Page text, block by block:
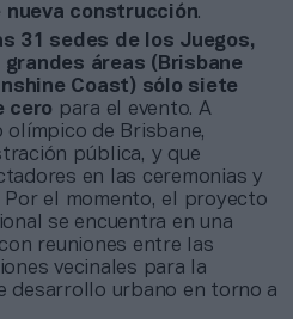
nueva construcción.
31 sedes de los Juegos,
áreas (Brisbane
Coast) sólo siete
cero para el evento. A
olímpico de Brisbane,
pública, y que
en las ceremonias y
Por el momento, el proyecto
se encuentra en una
reuniones entre las
vecinales para la
desarrollo urbano en torno a